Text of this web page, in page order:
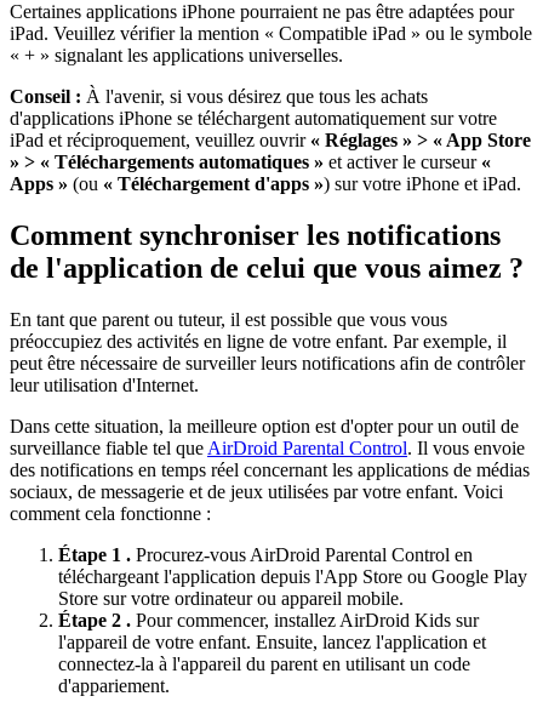
Certaines applications iPhone pourraient ne pas être adaptées pour
iPad. Veuillez vérifier la mention « Compatible iPad » ou le symbole
« + » signalant les applications universelles.
Conseil : À l'avenir, si vous désirez que tous les achats
d'applications iPhone se téléchargent automatiquement sur votre
iPad et réciproquement, veuillez ouvrir « Réglages » > « App Store
» > « Téléchargements automatiques » et activer le curseur «
Apps » (ou « Téléchargement d'apps ») sur votre iPhone et iPad.
Comment synchroniser les notifications
de l'application de celui que vous aimez ?
En tant que parent ou tuteur, il est possible que vous vous
préoccupiez des activités en ligne de votre enfant. Par exemple, il
peut être nécessaire de surveiller leurs notifications afin de contrôler
leur utilisation d'Internet.
Dans cette situation, la meilleure option est d'opter pour un outil de
surveillance fiable tel que AirDroid Parental Control. Il vous envoie
des notifications en temps réel concernant les applications de médias
sociaux, de messagerie et de jeux utilisées par votre enfant. Voici
comment cela fonctionne :
Étape 1 . Procurez-vous AirDroid Parental Control en
téléchargeant l'application depuis l'App Store ou Google Play
Store sur votre ordinateur ou appareil mobile.
Étape 2 . Pour commencer, installez AirDroid Kids sur
l'appareil de votre enfant. Ensuite, lancez l'application et
connectez-la à l'appareil du parent en utilisant un code
d'appariement.